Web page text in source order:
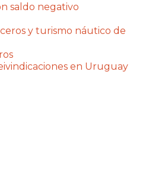
saldo negativo
y turismo náutico de
en Uruguay